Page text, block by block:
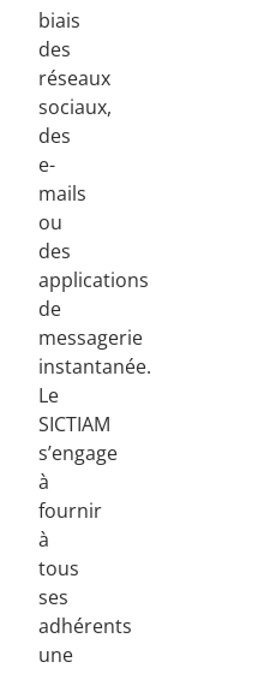
biais
des
réseaux
sociaux,
des
e-
mails
ou
des
applications
de
messagerie
instantanée.
Le
SICTIAM
s’engage
à
fournir
à
tous
ses
adhérents
une